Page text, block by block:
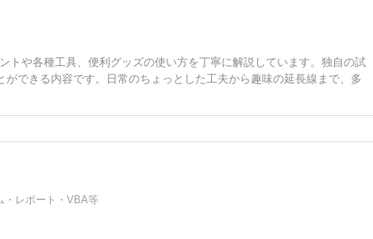
トや各種工具、便利グッズの使い方を丁寧に解説しています。独自の試
できる内容です。日常のちょっとした工夫から趣味の延長線まで、多
・レポート・VBA等